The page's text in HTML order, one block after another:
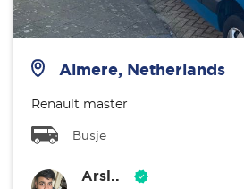
Almere, Netherlands
Renault master
Busje
Arsl..